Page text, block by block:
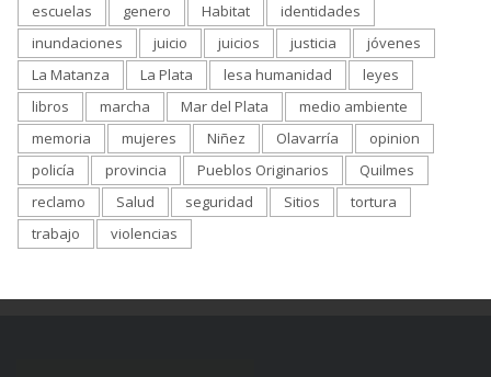
escuelas
genero Habitat
identidades
inundaciones
juicio juicios justicia
jóvenes
La Matanza
La Plata lesa humanidad
leyes
libros
marcha Mar del Plata
medio ambiente
memoria
mujeres Niñez Olavarría
opinion
policía
provincia Pueblos Originarios
Quilmes
reclamo
Salud seguridad Sitios
tortura
trabajo
violencias